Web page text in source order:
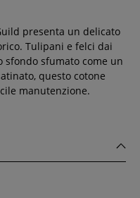
presenta un delicato
Tulipani e felci dai
sfondo sfumato come un
questo cotone
manutenzione.